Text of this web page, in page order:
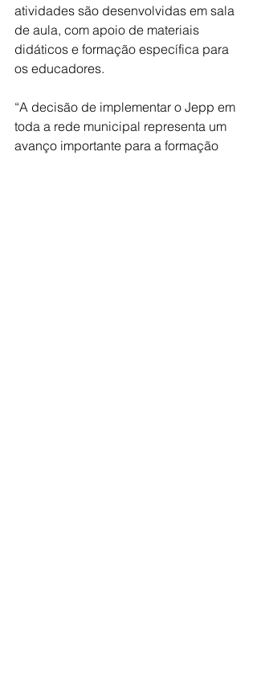
atividades são desenvolvidas em sala
de aula, com apoio de materiais
didáticos e formação específica para
os educadores.
“A decisão de implementar o Jepp em
toda a rede municipal representa um
avanço importante para a formação